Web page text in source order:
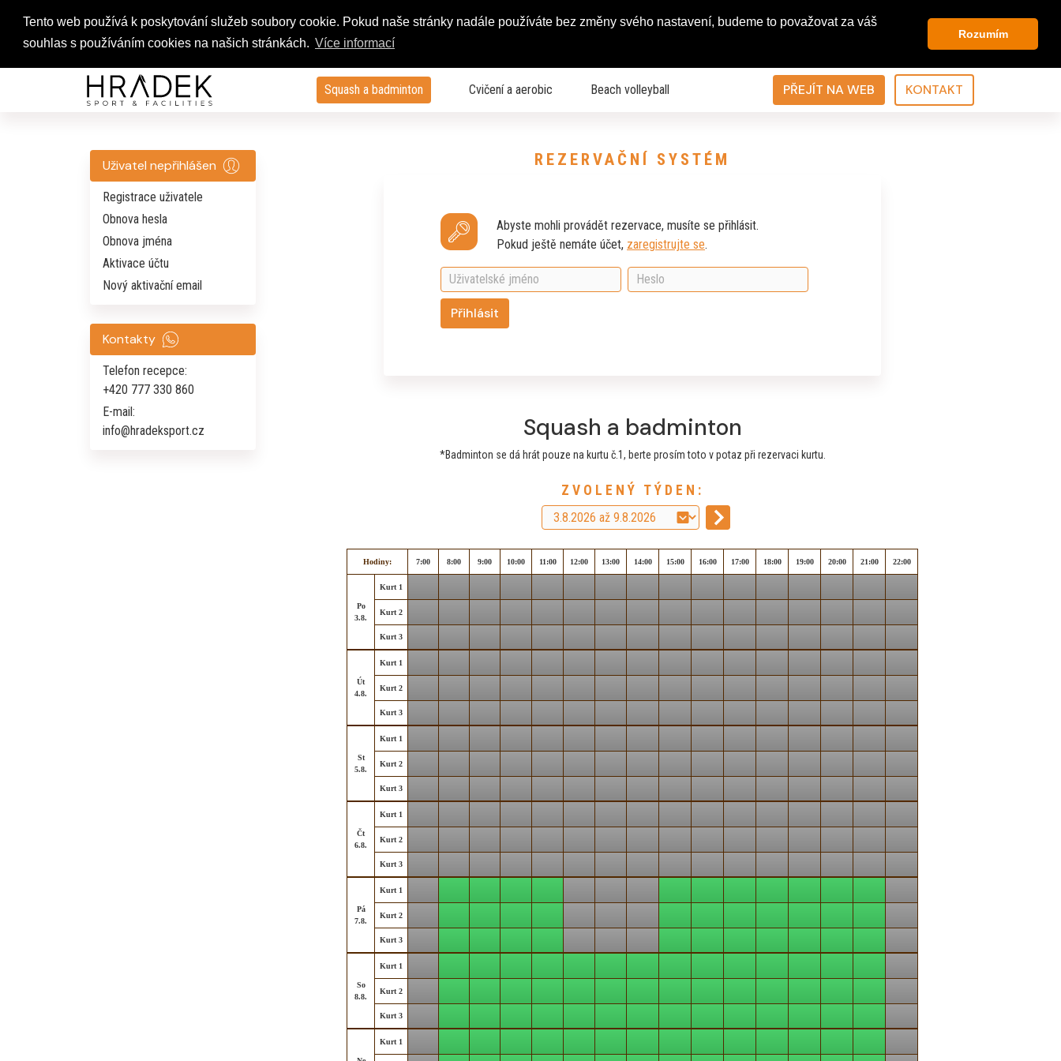
Tento web používá k poskytování služeb soubory cookie. Pokud naše stránky nadále používáte bez změny svého nastavení, budeme to považovat za váš
souhlas s používáním cookies na našich stránkách. Více informací
Rozumím
Squash a badminton Cvičení a aerobic Beach volleyball PŘEJÍT NA WEB KONTAKT
Uživatel nepřihlášen
Registrace uživatele
Obnova hesla
Obnova jména
Aktivace účtu
Nový aktivační email
Kontakty
Telefon recepce:
+420 777 330 860
E-mail:
info@hradeksport.cz
REZERVAČNÍ SYSTÉM
Abyste mohli provádět rezervace, musíte se přihlásit.
Pokud ještě nemáte účet, zaregistrujte se.
Přihlásit
Squash a badminton
*Badminton se dá hrát pouze na kurtu č.1, berte prosím toto v potaz při rezervaci kurtu.
ZVOLENÝ TÝDEN:
Hodiny: 7:00 8:00 9:00 10:00 11:00 12:00 13:00 14:00 15:00 16:00 17:00 18:00 19:00 20:00 21:00 22:00
Po
3.8.
Kurt 1
Kurt 2
Kurt 3
Út
4.8.
Kurt 1
Kurt 2
Kurt 3
St
5.8.
Kurt 1
Kurt 2
Kurt 3
Čt
6.8.
Kurt 1
Kurt 2
Kurt 3
Pá
7.8.
Kurt 1
Kurt 2
Kurt 3
So
8.8.
Kurt 1
Kurt 2
Kurt 3
Kurt 1